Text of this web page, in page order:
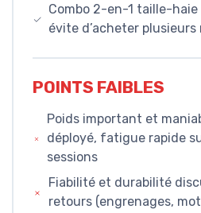
Combo 2-en-1 taille-
évite d’acheter plusieurs
POINTS FAIBLES
Poids important et
déployé, fatigue rapide
sessions
Fiabilité et durabilité
retours (engrenages,